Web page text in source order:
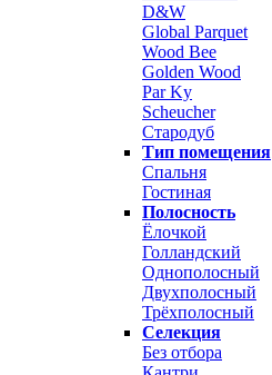
D&W
Global Parquet
Wood Bee
Golden Wood
Par Ky
Scheucher
Стародуб
Тип помещения
Спальня
Гостиная
Полосность
Ёлочкой
Голландский
Однополосный
Двухполосный
Трёхполосный
Селекция
Без отбора